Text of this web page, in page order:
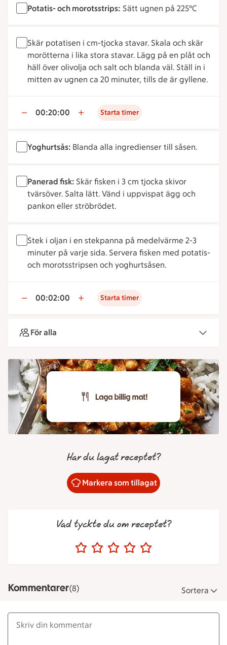
Potatis- och morotsstrips: Sätt ugnen på 225°C
Skär potatisen i cm-tjocka stavar. Skala och skär
morötterna i lika stora stavar. Lägg på en plåt och
häll över olivolja och salt och blanda väl. Ställ in i
mitten av ugnen ca 20 minuter, tills de är gyllene.
00:20:00 Starta timer
Yoghurtsås: Blanda alla ingredienser till såsen.
Panerad fisk: Skär fisken i 3 cm tjocka skivor
tvärsöver. Salta lätt. Vänd i uppvispat ägg och
pankon eller ströbrödet.
Stek i oljan i en stekpanna på medelvärme 2-3
minuter på varje sida. Servera fisken med potatis-
och morotsstripsen och yoghurtsåsen.
00:02:00 Starta timer
För alla
Har du lagat receptet?
Markera som tillagat
Vad tyckte du om receptet?
Kommentarer(8) Sortera